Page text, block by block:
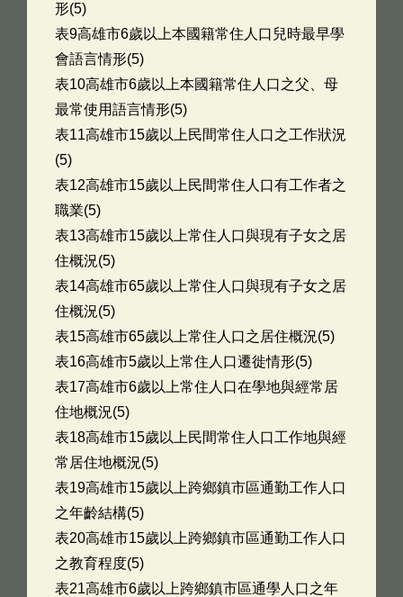
形(5)
表9高雄市6歲以上本國籍常住人口兒時最早學
會語言情形(5)
表10高雄市6歲以上本國籍常住人口之父、母
最常使用語言情形(5)
表11高雄市15歲以上民間常住人口之工作狀況
(5)
表12高雄市15歲以上民間常住人口有工作者之
職業(5)
表13高雄市15歲以上常住人口與現有子女之居
住概況(5)
表14高雄市65歲以上常住人口與現有子女之居
住概況(5)
表15高雄市65歲以上常住人口之居住概況(5)
表16高雄市5歲以上常住人口遷徙情形(5)
表17高雄市6歲以上常住人口在學地與經常居
住地概況(5)
表18高雄市15歲以上民間常住人口工作地與經
常居住地概況(5)
表19高雄市15歲以上跨鄉鎮市區通勤工作人口
之年齡結構(5)
表20高雄市15歲以上跨鄉鎮市區通勤工作人口
之教育程度(5)
表21高雄市6歲以上跨鄉鎮市區通學人口之年